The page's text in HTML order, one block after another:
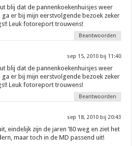
blij dat de pannenkoekenhuisjes weer
ga er bij mijn eerstvolgende bezoek zeker
Leuk fotoreport trouwens!
Beantwoorden
sep 15, 2010 bij 11:40
blij dat de pannenkoekenhuisjes weer
ga er bij mijn eerstvolgende bezoek zeker
Leuk fotoreport trouwens!
Beantwoorden
sep 18, 2010 bij 20:43
eindelijk zijn de jaren ’80 weg en ziet het
maar toch in de MD passend uit!